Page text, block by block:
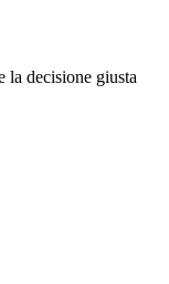
la decisione giusta